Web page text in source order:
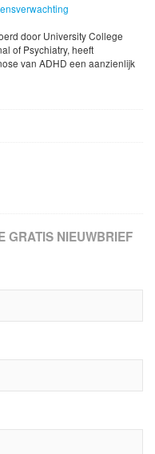
door University College
of Psychiatry, heeft
van ADHD een aanzienlijk
GRATIS NIEUWBRIEF